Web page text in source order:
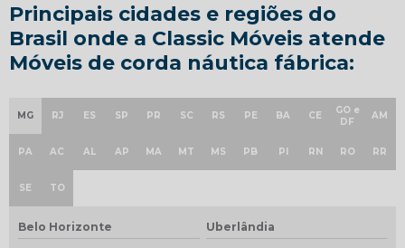
Principais cidades e regiões do
Brasil onde a Classic Móveis atende
Móveis de corda náutica fábrica:
MG RJ ES SP PR SC RS PE BA CE
GO e
DF
AM
PA AC AL AP MA MT MS PB PI RN RO RR
SE TO
Belo Horizonte Uberlândia